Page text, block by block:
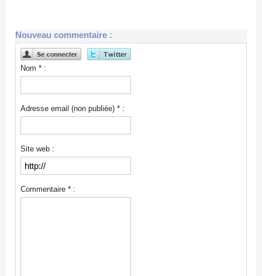
Nouveau commentaire :
Nom * :
Adresse email (non publiée) * :
Site web :
Commentaire * :